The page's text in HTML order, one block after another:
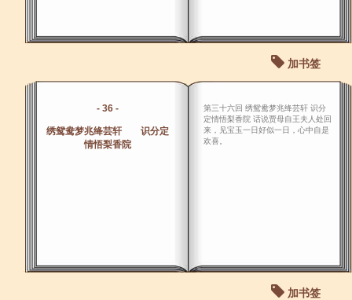
加书签
- 36 -
绣鸳鸯梦兆绛芸轩 识分定
情悟梨香院
第三十六回 绣鸳鸯梦兆绛芸轩 识分
定情悟梨香院 话说贾母自王夫人处回
来，见宝玉一日好似一日，心中自是
欢喜。
加书签